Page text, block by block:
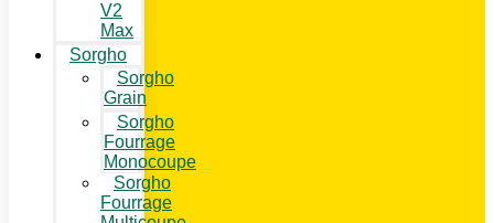
V2
Max
Sorgho
Sorgho
Grain
Sorgho
Fourrage
Monocoupe
Sorgho
Fourrage